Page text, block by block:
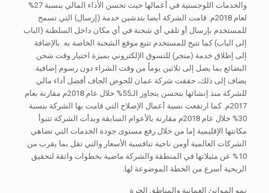
والخدمات اللوجستية في أعمالها حيث تحسن الأداء المالي بنسبة 27%
لعام 2018م. قامت الشركة أيضا بتدشين خدمة (إرسال) التي تسمح
للمستخدم بإرسال أو تلقي أي شحنة في أي مكان داخل السلطنة (الباب
إلى الباب) كما تتيح للمستخدم تتبع موقع الشحنة الخاصة به. بالإضافة
إلى إطلاق خدمة (متجر) للتسوق الإلكتروني بميزة اختيار وقت شحن
البضائع بما يصل إلى ثلاثين يوماً من وقت الشراء دون رسوم إضافية.
يضاف إلى ذلك، حققت شركة عمان للحوض الجاف أفضل أداء مالي
للشركة منذ إنشائها بتحسن يتجاوز الـ55% خلال عام 2018م مقارنة بعام
2017م. كما ارتفعت نسبة أعمال الإصلاح التي قامت بها الشركة بنسبة
30% خلال عام 2018م مقارنة بالأعوام السابقة وبدأت الشركة تتبوأ
مكانتها الإقليمية إما من خلال رفع مستوى جودة الخدمات التي تضاهي
الشركات العالمية أومن ناحية تنافسية الأسعار والتي تقل بما يقرب من
10% عن مثيلاتها في المنطقة والشركة ماضية بخطوات واثقة لتحقيق
الربحية أسرع من الخطة الموضوعة لها.
نمو الموانئ العمانية والمناطق الحرة